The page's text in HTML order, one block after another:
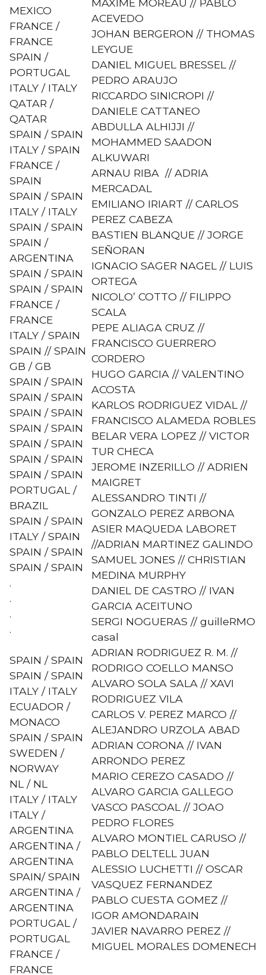
MEXICO
FRANCE /
FRANCE
SPAIN /
PORTUGAL
ITALY / ITALY
QATAR /
QATAR
SPAIN / SPAIN
ITALY / SPAIN
FRANCE /
SPAIN
SPAIN / SPAIN
ITALY / ITALY
SPAIN / SPAIN
SPAIN /
ARGENTINA
SPAIN / SPAIN
SPAIN / SPAIN
FRANCE /
FRANCE
ITALY / SPAIN
SPAIN // SPAIN
GB / GB
SPAIN / SPAIN
SPAIN / SPAIN
SPAIN / SPAIN
SPAIN / SPAIN
SPAIN / SPAIN
SPAIN / SPAIN
SPAIN / SPAIN
PORTUGAL /
BRAZIL
SPAIN / SPAIN
ITALY / SPAIN
SPAIN / SPAIN
SPAIN / SPAIN
.
.
.
.
SPAIN / SPAIN
SPAIN / SPAIN
ITALY / ITALY
ECUADOR /
MONACO
SPAIN / SPAIN
SWEDEN /
NORWAY
NL / NL
ITALY / ITALY
ITALY /
ARGENTINA
ARGENTINA /
ARGENTINA
SPAIN/ SPAIN
ARGENTINA /
ARGENTINA
PORTUGAL /
PORTUGAL
FRANCE /
FRANCE
MAXIME MOREAU // PABLO
ACEVEDO
JOHAN BERGERON // THOMAS
LEYGUE
DANIEL MIGUEL BRESSEL //
PEDRO ARAUJO
RICCARDO SINICROPI //
DANIELE CATTANEO
ABDULLA ALHIJJI //
MOHAMMED SAADON
ALKUWARI
ARNAU RIBA // ADRIA
MERCADAL
EMILIANO IRIART // CARLOS
PEREZ CABEZA
BASTIEN BLANQUE // JORGE
SEÑORAN
IGNACIO SAGER NAGEL // LUIS
ORTEGA
NICOLO’ COTTO // FILIPPO
SCALA
PEPE ALIAGA CRUZ //
FRANCISCO GUERRERO
CORDERO
HUGO GARCIA // VALENTINO
ACOSTA
KARLOS RODRIGUEZ VIDAL //
FRANCISCO ALAMEDA ROBLES
BELAR VERA LOPEZ // VICTOR
TUR CHECA
JEROME INZERILLO // ADRIEN
MAIGRET
ALESSANDRO TINTI //
GONZALO PEREZ ARBONA
ASIER MAQUEDA LABORET
//ADRIAN MARTINEZ GALINDO
SAMUEL JONES // CHRISTIAN
MEDINA MURPHY
DANIEL DE CASTRO // IVAN
GARCIA ACEITUNO
SERGI NOGUERAS // guilleRMO
casal
ADRIAN RODRIGUEZ R. M. //
RODRIGO COELLO MANSO
ALVARO SOLA SALA // XAVI
RODRIGUEZ VILA
CARLOS V. PEREZ MARCO //
ALEJANDRO URZOLA ABAD
ADRIAN CORONA // IVAN
ARRONDO PEREZ
MARIO CEREZO CASADO //
ALVARO GARCIA GALLEGO
VASCO PASCOAL // JOAO
PEDRO FLORES
ALVARO MONTIEL CARUSO //
PABLO DELTELL JUAN
ALESSIO LUCHETTI // OSCAR
VASQUEZ FERNANDEZ
PABLO CUESTA GOMEZ //
IGOR AMONDARAIN
JAVIER NAVARRO PEREZ //
MIGUEL MORALES DOMENECH